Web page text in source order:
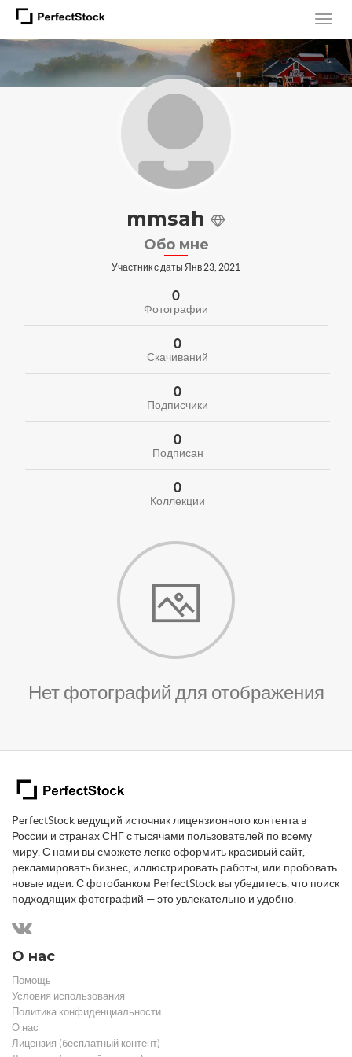
mmsah
Обо мне
Участник с даты Янв 23, 2021
0
Фотографии
0
Скачиваний
0
Подписчики
0
Подписан
0
Коллекции
Нет фотографий для отображения
PerfectStock ведущий источник лицензионного контента в
России и странах СНГ с тысячами пользователей по всему
миру. С нами вы сможете легко оформить красивый сайт,
рекламировать бизнес, иллюстрировать работы, или пробовать
новые идеи. С фотобанком PerfectStock вы убедитесь, что поиск
подходящих фотографий — это увлекательно и удобно.
О нас
Помощь
Условия использования
Политика конфиденциальности
О нас
Лицензия (бесплатный контент)